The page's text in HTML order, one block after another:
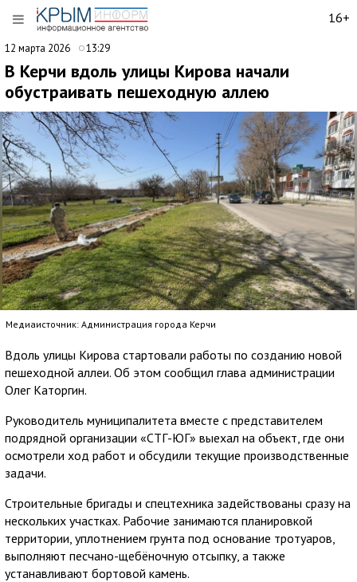
16+
12 марта 2026 13:29
В Керчи вдоль улицы Кирова начали
обустраивать пешеходную аллею
Медиаисточник: Администрация города Керчи
Вдоль улицы Кирова стартовали работы по созданию новой
пешеходной аллеи. Об этом сообщил глава администрации
Олег Каторгин.
Руководитель муниципалитета вместе с представителем
подрядной организации «СТГ-ЮГ» выехал на объект, где они
осмотрели ход работ и обсудили текущие производственные
задачи.
Строительные бригады и спецтехника задействованы сразу на
нескольких участках. Рабочие занимаются планировкой
территории, уплотнением грунта под основание тротуаров,
выполняют песчано-щебёночную отсыпку, а также
устанавливают бортовой камень.